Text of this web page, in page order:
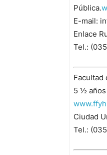
Pública.
E-mail:
Enlace
Tel.:
Facultad
5 ½ años
Ciudad
Tel.: